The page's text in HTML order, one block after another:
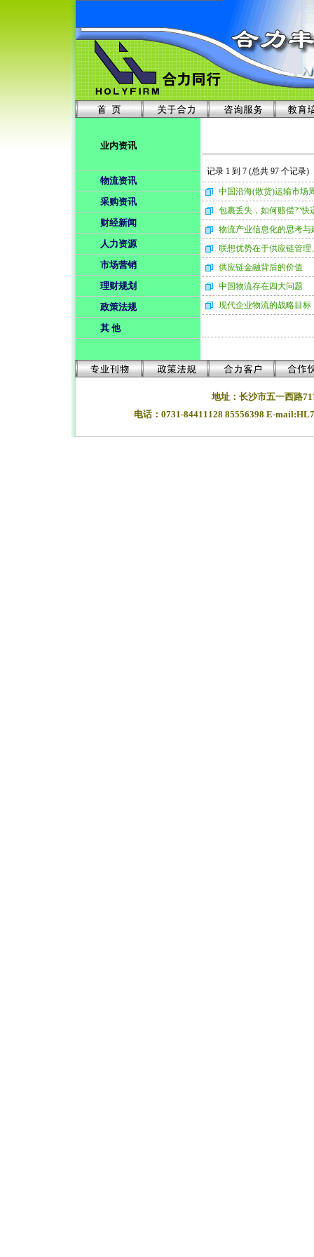
业内资讯
物流资讯
采购资讯
财经新闻
人力资源
市场营销
理财规划
政策法规
其 他
记录 1 到 7 (总共 97 个记录)
中国沿海(散货)运输市场
包裹丢失，如何赔偿?“快
物流产业信息化的思考与
联想优势在于供应链管理
供应链金融背后的价值
中国物流存在四大问题
现代企业物流的战略目标
地址：长沙市五一西路
电话：0731-84411128 85556398 E-